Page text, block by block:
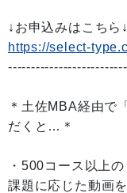
↓お申込みはこちら↓
https://select-
＊土佐MBA経由で
だくと…＊
・500コース以上
課題に応じた動画を